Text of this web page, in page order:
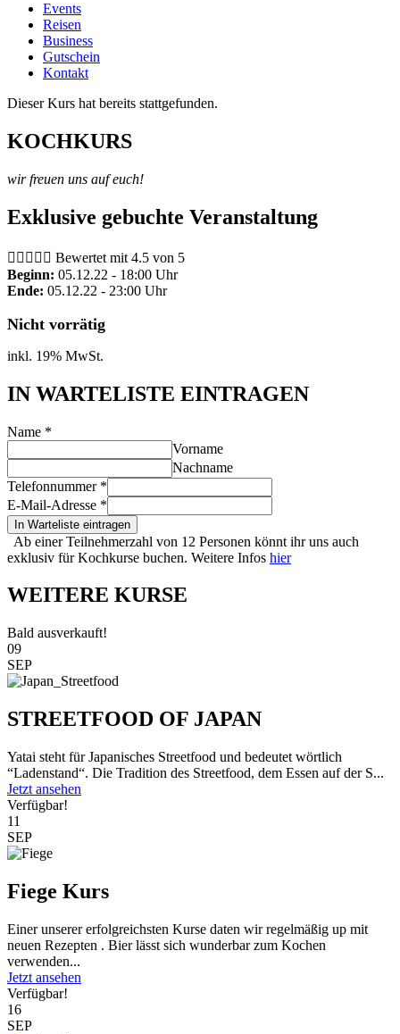
Events
Reisen
Business
Gutschein
Kontakt
Dieser Kurs hat bereits stattgefunden.
KOCHKURS
wir freuen uns auf euch!
Exklusive gebuchte Veranstaltung
     Bewertet mit 4.5 von 5
Beginn: 05.12.22 - 18:00 Uhr
Ende: 05.12.22 - 23:00 Uhr
Nicht vorrätig
inkl. 19% MwSt.
IN WARTELISTE EINTRAGEN
Name *
Vorname
Nachname
Telefonnummer *
E-Mail-Adresse *
In Warteliste eintragen
Ab einer Teilnehmerzahl von 12 Personen könnt ihr uns auch
exklusiv für Kochkurse buchen. Weitere Infos hier
WEITERE KURSE
Bald ausverkauft!
09
SEP
STREETFOOD OF JAPAN
Yatai steht für Japanisches Streetfood und bedeutet wörtlich
“Ladenstand“. Die Tradition des Streetfood, dem Essen auf der S...
Jetzt ansehen
Verfügbar!
11
SEP
Fiege Kurs
Einer unserer erfolgreichsten Kurse daten wir regelmäßig up mit
neuen Rezepten . Bier lässt sich wunderbar zum Kochen
verwenden...
Jetzt ansehen
Verfügbar!
16
SEP